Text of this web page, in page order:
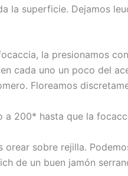
la superficie. Dejamos
la presionamos
cada uno un poco del
Floreamos
a 200* hasta que la
orear sobre rejilla.
de un buen jamón